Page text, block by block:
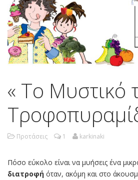
« Το Μυστικό
Προτάσεις 1 karkinaki
Πόσο εύκολο είναι να μυήσεις ένα
διατροφή όταν, ακόμη και στο